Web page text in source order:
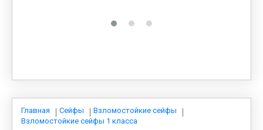
СИСТЕМЫ ХРАНЕНИЯ
МЕБЕЛЬ ДЛЯ ДОМА
Главная Сейфы
Взломостойкие сейфы
Взломостойкие сейфы 1 класса